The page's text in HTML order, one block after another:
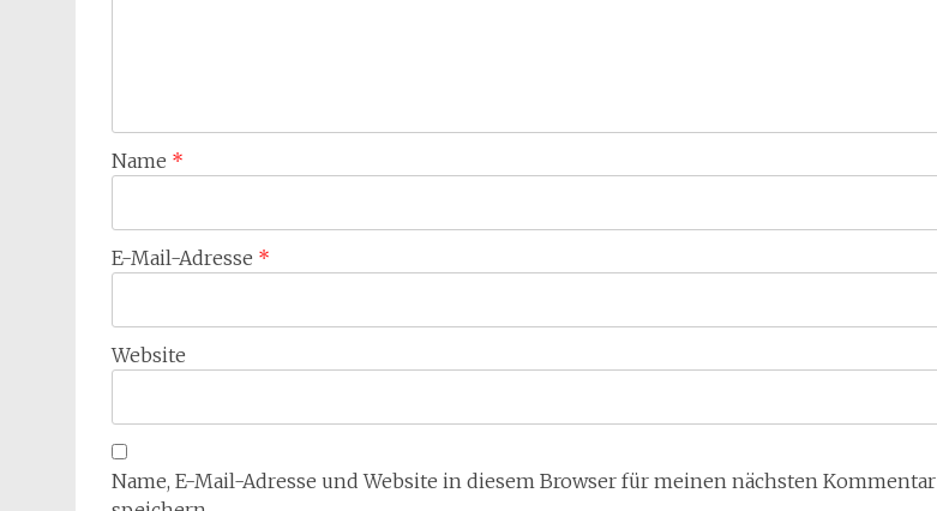
Name *
E-Mail-Adresse *
Website
Name, E-Mail-Adresse und Website in diesem Browser für meinen nächsten Kommentar